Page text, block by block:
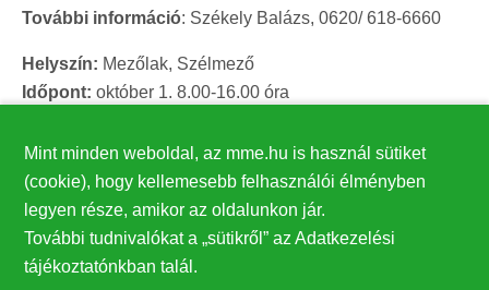
További információ: Székely Balázs, 0620/ 618-6660
Helyszín: Mezőlak, Szélmező
Időpont: október 1. 8.00-16.00 óra
tavak közötti töltés bejáratánál)
Program:madármegfigyelés, bemutató gyűrűzés
További információ:Aczél Gergely 06620/9727778,
Hencz Péter, 0670/397 3869
Helyszín:
Mint minden weboldal, az mme.hu is használ sütiket
(cookie), hogy kellemesebb felhasználói élményben
legyen része, amikor az oldalunkon jár.
További tudnivalókat a „sütikről” az Adatkezelési
tájékoztatónkban talál.